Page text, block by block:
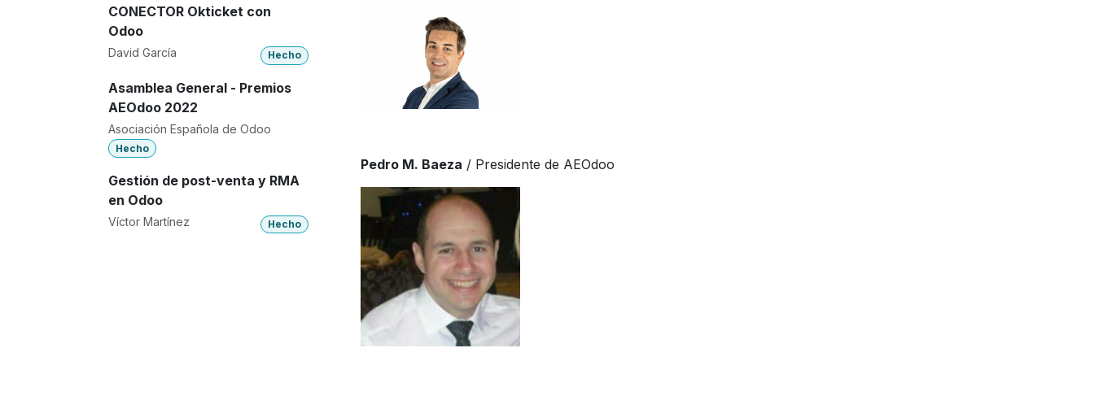
CONECTOR Okticket con
Odoo
David García Hecho
Asamblea General - Premios
AEOdoo 2022
Asociación Española de Odoo
Hecho
Gestión de post-venta y RMA
en Odoo
Víctor Martínez Hecho
Pedro M. Baeza / Presidente de AEOdoo